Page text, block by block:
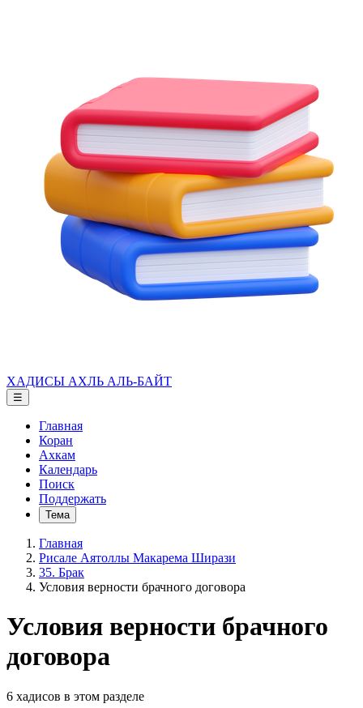
ХАДИСЫ АХЛЬ АЛЬ-БАЙТ
☰
Главная
Коран
Ахкам
Календарь
Поиск
Поддержать
Тема
Главная
Рисале Аятоллы Макарема Ширази
35. Брак
Условия верности брачного договора
Условия верности брачного
договора
6 хадисов в этом разделе